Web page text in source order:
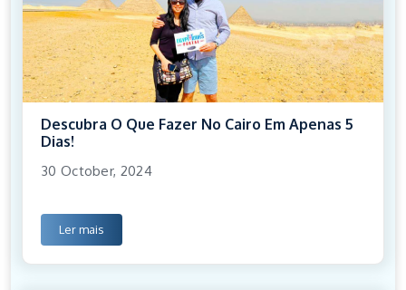
Descubra O Que Fazer No Cairo Em Apenas 5
Dias!
30 October, 2024
Ler mais